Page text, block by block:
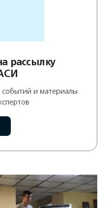
рассылку
событий и материалы